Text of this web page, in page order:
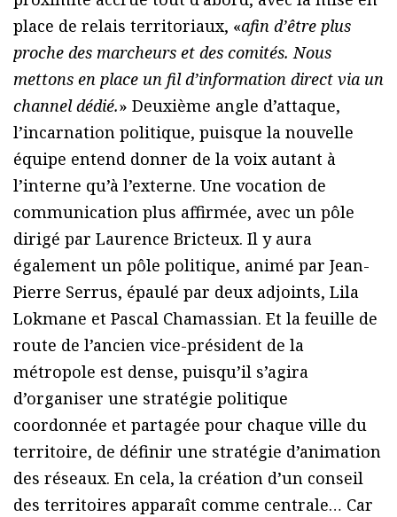
place de relais territoriaux, «afin d’être plus
proche des marcheurs et des comités. Nous
mettons en place un fil d’information direct via un
channel dédié.» Deuxième angle d’attaque,
l’incarnation politique, puisque la nouvelle
équipe entend donner de la voix autant à
l’interne qu’à l’externe. Une vocation de
communication plus affirmée, avec un pôle
dirigé par Laurence Bricteux. Il y aura
également un pôle politique, animé par Jean-
Pierre Serrus, épaulé par deux adjoints, Lila
Lokmane et Pascal Chamassian. Et la feuille de
route de l’ancien vice-président de la
métropole est dense, puisqu’il s’agira
d’organiser une stratégie politique
coordonnée et partagée pour chaque ville du
territoire, de définir une stratégie d’animation
des réseaux. En cela, la création d’un conseil
des territoires apparaît comme centrale… Car